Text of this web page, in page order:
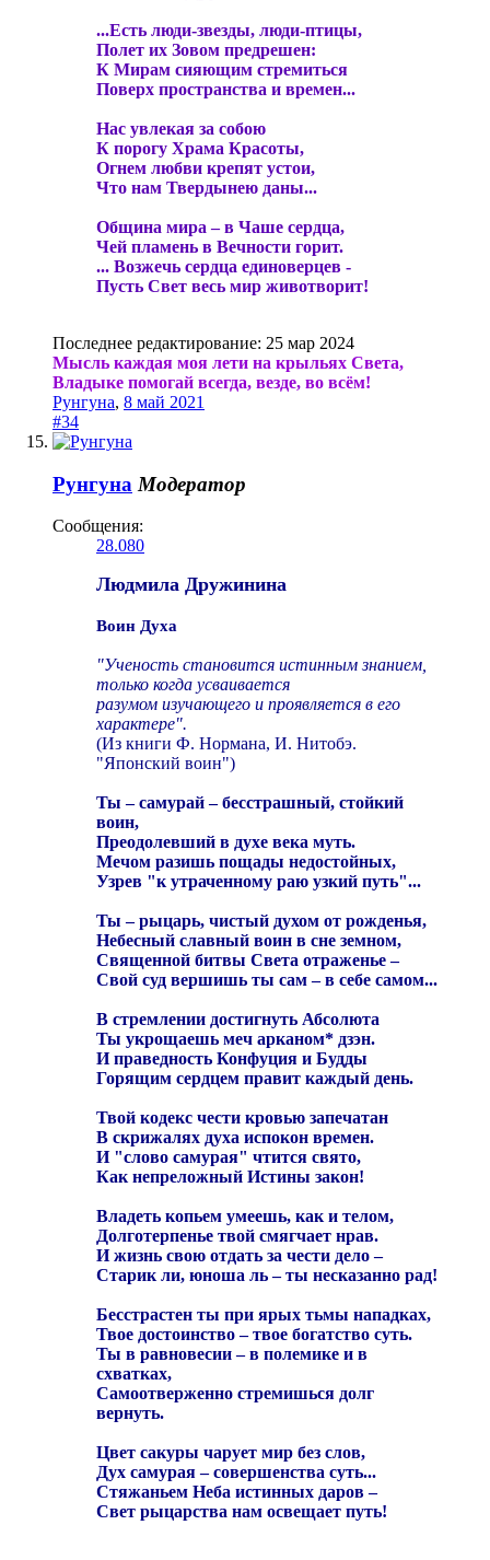
...Есть люди-звезды, люди-птицы,
Полет их Зовом предрешен:
К Мирам сияющим стремиться
Поверх пространства и времен...
Нас увлекая за собою
К порогу Храма Красоты,
Огнем любви крепят устои,
Что нам Твердынею даны...
Община мира – в Чаше сердца,
Чей пламень в Вечности горит.
... Возжечь сердца единоверцев -
Пусть Свет весь мир животворит!
Последнее редактирование: 25 мар 2024
Мысль каждая моя лети на крыльях Света,
Владыке помогай всегда, везде, во всём!
Рунгуна, 8 май 2021
#34
Рунгуна Модератор
Сообщения:
28.080
Людмила Дружинина
Воин Духа
"Ученость становится истинным знанием,
только когда усваивается
разумом изучающего и проявляется в его
характере".
(Из книги Ф. Нормана, И. Нитобэ.
"Японский воин")
Ты – самурай – бесстрашный, стойкий
воин,
Преодолевший в духе века муть.
Мечом разишь пощады недостойных,
Узрев "к утраченному раю узкий путь"...
Ты – рыцарь, чистый духом от рожденья,
Небесный славный воин в сне земном,
Священной битвы Света отраженье –
Свой суд вершишь ты сам – в себе самом...
В стремлении достигнуть Абсолюта
Ты укрощаешь меч арканом* дзэн.
И праведность Конфуция и Будды
Горящим сердцем правит каждый день.
Твой кодекс чести кровью запечатан
В скрижалях духа испокон времен.
И "слово самурая" чтится свято,
Как непреложный Истины закон!
Владеть копьем умеешь, как и телом,
Долготерпенье твой смягчает нрав.
И жизнь свою отдать за чести дело –
Старик ли, юноша ль – ты несказанно рад!
Бесстрастен ты при ярых тьмы нападках,
Твое достоинство – твое богатство суть.
Ты в равновесии – в полемике и в
схватках,
Самоотверженно стремишься долг
вернуть.
Цвет сакуры чарует мир без слов,
Дух самурая – совершенства суть...
Стяжаньем Неба истинных даров –
Свет рыцарства нам освещает путь!